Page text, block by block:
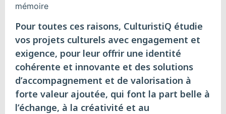
mémoire
Pour toutes ces raisons, CulturistiQ étudie
vos projets culturels avec engagement et
exigence, pour leur offrir une identité
cohérente et innovante et des solutions
d’accompagnement et de valorisation à
forte valeur ajoutée, qui font la part belle à
l’échange, à la créativité et au